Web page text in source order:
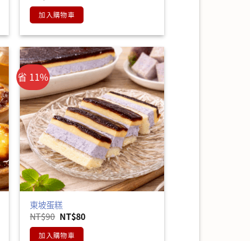
加入購物車
省 11%
東坡蛋糕
NT$90 原
始
價
NT$80目
加入購物車